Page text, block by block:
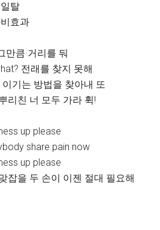
탈
효과
만큼 거리를 둬
전래를 찾지 못해
기는 방법을 찾아내 또
리친 너 모두 가라 휙!
up please
share pain now
up please
잡을 두 손이 이젠 절대 필요해